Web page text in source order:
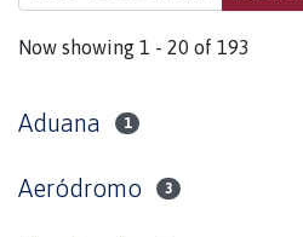
Now showing 1 - 20 of 193
Aduana 1
Aeródromo 3